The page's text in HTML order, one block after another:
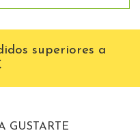
superiores a
GUSTARTE